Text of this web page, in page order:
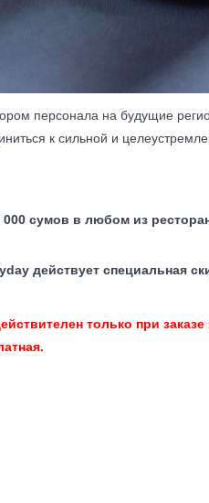
персонала на будущие
к сильной и
сумов в любом из
действует специальная
только при